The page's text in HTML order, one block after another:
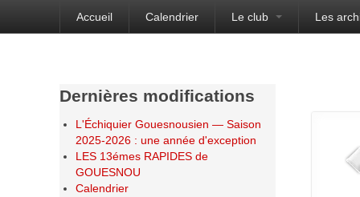
Bienvenue sur le site de l'Échiquier
Accueil Calendrier Le club Les
Dernières modifications
L'Échiquier Gouesnousien — Saison
2025-2026 : une année d'exception
LES 13émes RAPIDES de
GOUESNOU
Calendrier